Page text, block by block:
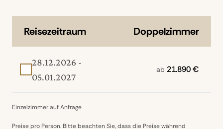
Reisezeitraum Doppelzimmer
28.12.2026 -
05.01.2027
ab 21.890 €
Einzelzimmer auf Anfrage
Preise pro Person. Bitte beachten Sie, dass die Preise während